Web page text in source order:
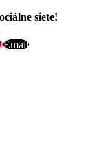
siete!
Email